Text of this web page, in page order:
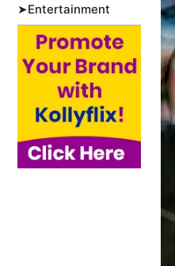
➤Entertainment